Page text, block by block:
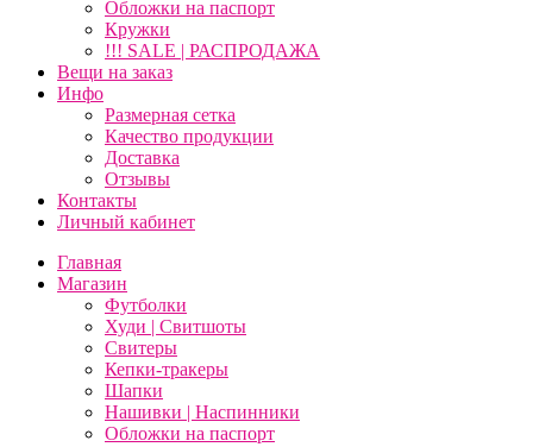
Обложки на паспорт
Кружки
!!! SALE | РАСПРОДАЖА
Вещи на заказ
Инфо
Размерная сетка
Качество продукции
Доставка
Отзывы
Контакты
Личный кабинет
Главная
Магазин
Футболки
Худи | Свитшоты
Свитеры
Кепки-тракеры
Шапки
Нашивки | Наспинники
Обложки на паспорт